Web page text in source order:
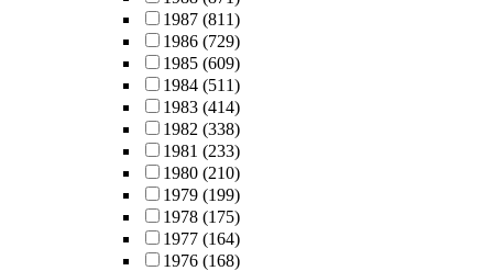
1987 (811)
1986 (729)
1985 (609)
1984 (511)
1983 (414)
1982 (338)
1981 (233)
1980 (210)
1979 (199)
1978 (175)
1977 (164)
1976 (168)